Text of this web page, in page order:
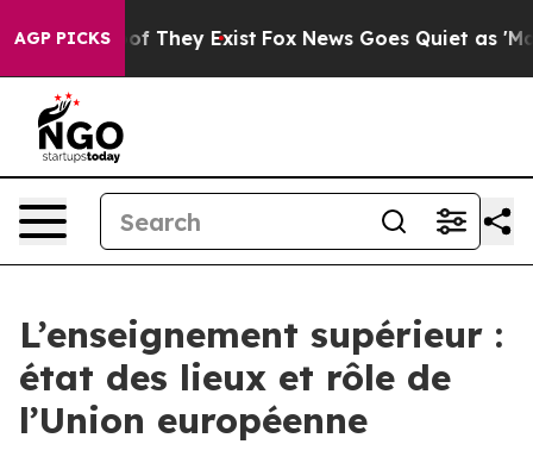
AGP PICKS
no Proof They Exist Fox News Goes Quiet as 'Maga
L’enseignement supérieur :
état des lieux et rôle de
l’Union européenne